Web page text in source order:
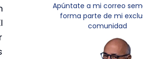
Apúntate a mi correo
forma parte de mi
comunidad